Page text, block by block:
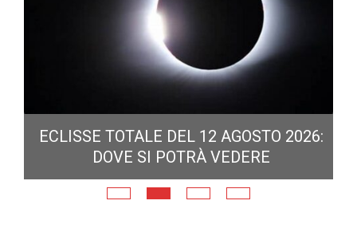
ECLISSE TOTALE DEL 12 AGOSTO 2026:
DOVE SI POTRÀ VEDERE